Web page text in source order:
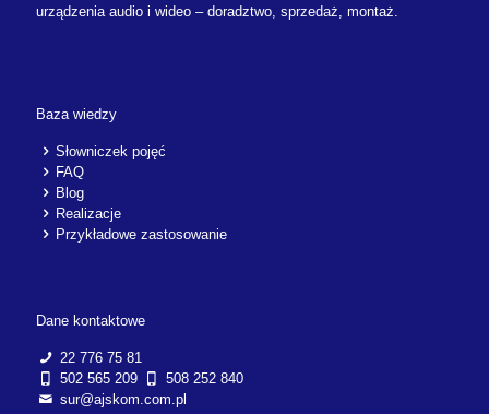
urządzenia audio i wideo – doradztwo, sprzedaż, montaż.
Baza wiedzy
Słowniczek pojęć
FAQ
Blog
Realizacje
Przykładowe zastosowanie
Dane kontaktowe
22 776 75 81
502 565 209
508 252 840
sur@ajskom.com.pl